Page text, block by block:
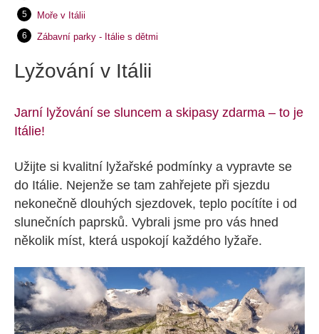
Moře v Itálii
Zábavní parky - Itálie s dětmi
Lyžování v Itálii
Jarní lyžování se sluncem a skipasy zdarma – to je
Itálie!
Užijte si kvalitní lyžařské podmínky a vypravte se
do Itálie. Nejenže se tam zahřejete při sjezdu
nekonečně dlouhých sjezdovek, teplo pocítíte i od
slunečních paprsků. Vybrali jsme pro vás hned
několik míst, která uspokojí každého lyžaře.